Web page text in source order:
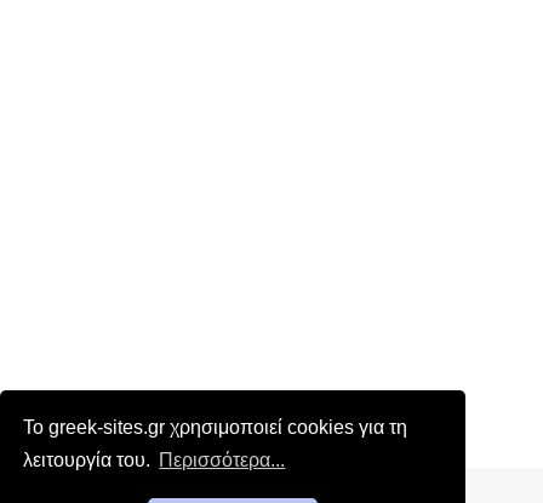
Το greek-sites.gr χρησιμοποιεί cookies για τη
λειτουργία του. Περισσότερα...
Επικοινωνία|Όροι χρήσης